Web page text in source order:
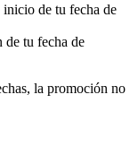
inicio de tu fecha de
de tu fecha de
la promoción no